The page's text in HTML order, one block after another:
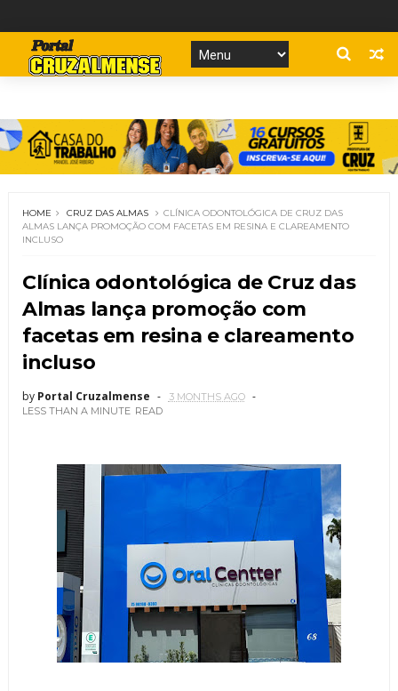
HOME CRUZ DAS ALMAS
CLÍNICA ODONTOLÓGICA DE CRUZ DAS
ALMAS LANÇA PROMOÇÃO COM FACETAS EM RESINA E CLAREAMENTO
INCLUSO
Clínica odontológica de Cruz das
Almas lança promoção com
facetas em resina e clareamento
incluso
by Portal Cruzalmense
3 MONTHS AGO
LESS THAN A MINUTE READ